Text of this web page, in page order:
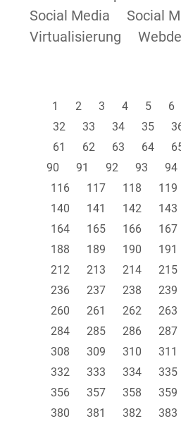
Social Media
Social
Virtualisierung
1 2 3 4 5 6
32
33 34 35
61
62 63 64
90
91 92 93 94
116
117 118 119
140
141 142 143
164
165 166 167
188
189 190 191
212
213 214 215
236
237 238 239
260
261 262 263
284
285 286 287
308
309 310 311
332
333 334 335
356
357 358 359
380
381 382 383